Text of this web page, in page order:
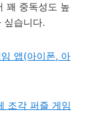
꽤 중독성도 높
싶습니다.
앱(아이폰, 아
조각 퍼즐 게임